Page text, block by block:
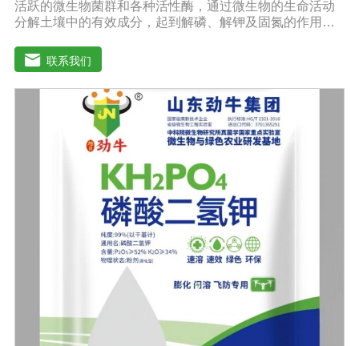
活跃的微生物菌群和各种活性酶，通过微生物的生命活动
分解土壤中的有效成分，起到解磷、解钾及固氮的作用，
素、酸性物质以及维生素，能不同程度地刺激调节植物生
长；并且能产生铁载体、抗生素、系统防卫酶等多种物
质，可以抑制细菌或真菌性病害或诱导系统抗性间接达到
促进植物生长的作用。既能适用于各种粮食作物及蔬菜的
种植，又能适用于果树等经济作物的栽培。【适用范围】
玉米、小麦、果树、土豆、红薯、辣椒、番茄、黄瓜丶韮
菜、甘蓝等瓜果、蔬菜。【注意事项】1.本品内含大量有
益活菌，不可与杀菌剂混合使用，用过农药 的喷雾器一定
要认真清洗后在喷菌剂。2.本品如与化肥混用，要现混现
用。【贮 存】于阴凉干燥处保存，避免阳光直射和雨淋
【保 质 期】24个月【性 状】粉剂【活 菌 数】≥200亿/克
联系我们